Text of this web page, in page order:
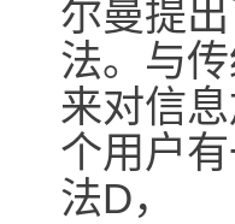
尔曼提
法。与
来对信
个用户
法D，